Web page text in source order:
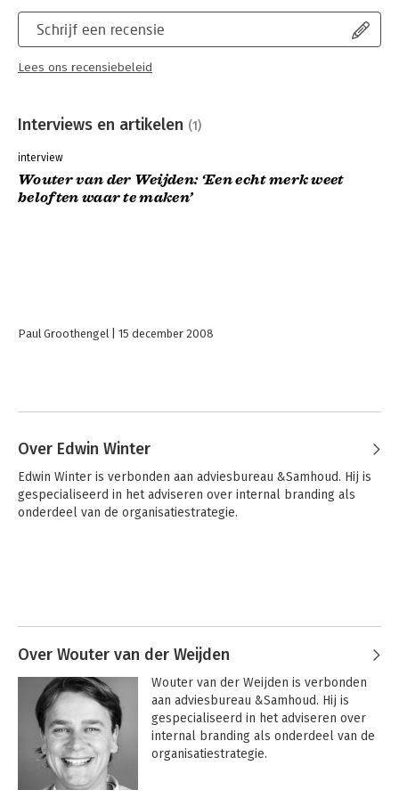
Schrijf een recensie
Lees ons recensiebeleid
Interviews en artikelen (1)
interview
Wouter van der Weijden: ‘Een echt merk weet
beloften waar te maken’
Paul Groothengel 15 december 2008
Over Edwin Winter
Edwin Winter is verbonden aan adviesbureau &Samhoud. Hij is
gespecialiseerd in het adviseren over internal branding als
onderdeel van de organisatiestrategie.
Over Wouter van der Weijden
Wouter van der Weijden is verbonden
aan adviesbureau &Samhoud. Hij is
gespecialiseerd in het adviseren over
internal branding als onderdeel van de
organisatiestrategie.